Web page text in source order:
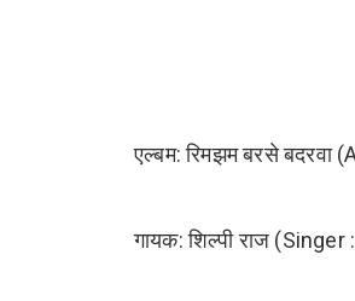
एल्बम: रिमझम बरसे
गायक: शिल्पी राज